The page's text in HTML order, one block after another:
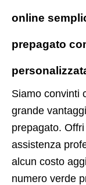
online
prepagato
Siamo convinti
grande
prepagato.
assistenza
alcun costo
numero verde